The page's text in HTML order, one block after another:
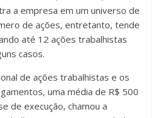
a empresa em um universo de
de ações, entretanto, tende
até 12 ações trabalhistas
casos.
de ações trabalhistas e os
uma média de R$ 500
de execução, chamou a